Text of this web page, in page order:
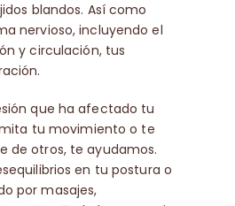
blandos. Así como
nervioso, incluyendo el
y circulación, tus
que ha afectado tu
tu movimiento o te
de otros, te ayudamos.
en tu postura o
por masajes,